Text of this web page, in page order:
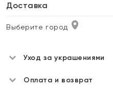
Доставка
Выберите город
Уход за украшениями
Оплата и возврат